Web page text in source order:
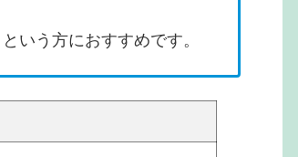
いう方におすすめです。